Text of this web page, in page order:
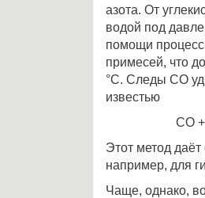
азота. От
водой под
помощи
примесей, что
°С. Следы СО
известью
СО +
Этот метод
например, для
Чаще, однако,